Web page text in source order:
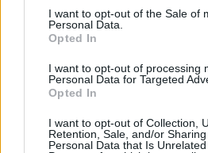
consent section.
I want to opt-out of the Sale of
Personal Data.
Opted In
I want to opt-out of processing
Personal Data for Targeted
Opted In
I want to opt-out of Collection,
Retention, Sale, and/or
Personal Data that Is